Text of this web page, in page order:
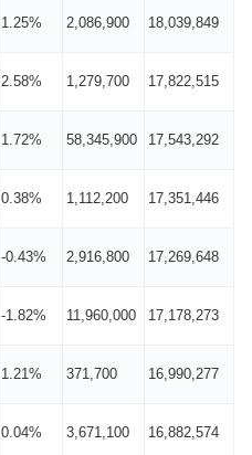
1.25% 2,086,900 18,039,849
2.58% 1,279,700 17,822,515
1.72% 58,345,900 17,543,292
0.38% 1,112,200 17,351,446
-0.43% 2,916,800 17,269,648
-1.82% 11,960,000 17,178,273
1.21% 371,700 16,990,277
0.04% 3,671,100 16,882,574